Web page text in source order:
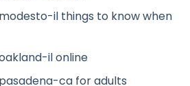
il things to know when
il online
ca for adults